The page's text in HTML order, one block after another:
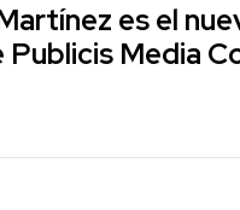
es el
Media